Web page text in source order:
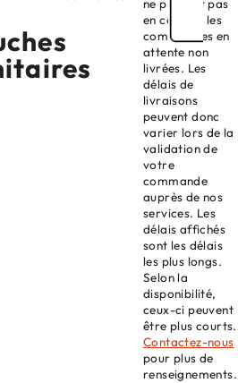
ne prenant pas
en compte les
commandes en
attente non
livrées. Les
délais de
livraisons
peuvent donc
varier lors de la
validation de
votre
commande
auprès de nos
services. Les
délais affichés
sont les délais
les plus longs.
Selon la
disponibilité,
ceux-ci peuvent
être plus courts.
Contactez-nous
pour plus de
renseignements.